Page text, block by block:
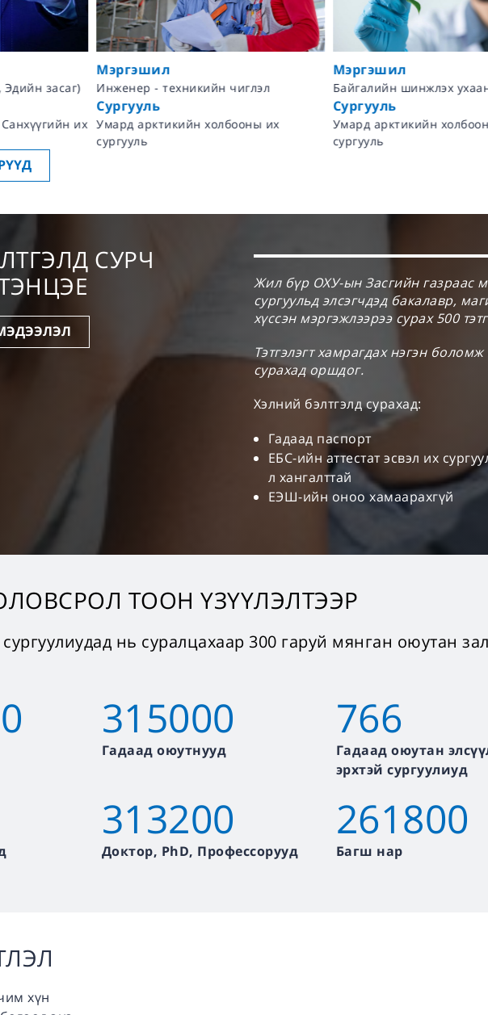
Эдийн засаг)
их
Мэргэшил
Инженер - техникийн чиглэл
Сургууль
Умард арктикийн холбооны их
сургууль
Мэргэшил
Байгалийн шинжлэх
Сургууль
Умард арктикийн
сургууль
СУРЧ
Жил бүр ОХУ-ын Засгийн газраас
сургуульд элсэгчдэд бакалавр,
хүссэн мэргэжлээрээ сурах 500
Тэтгэлэгт хамрагдах нэгэн
сурахад оршдог.
Хэлний бэлтгэлд сурахад:
Гадаад паспорт
ЕБС-ийн аттестат эсвэл их
л хангалттай
ЕЭШ-ийн оноо хамаарахгүй
ТООН ҮЗҮҮЛЭЛТЭЭР
нь суралцахаар 300 гаруй мянган оюутан
315000
Гадаад оюутнууд
766
Гадаад оюутан
эрхтэй сургуулиуд
313200
Доктор, PhD, Профессорууд
261800
Багш нар
хүн